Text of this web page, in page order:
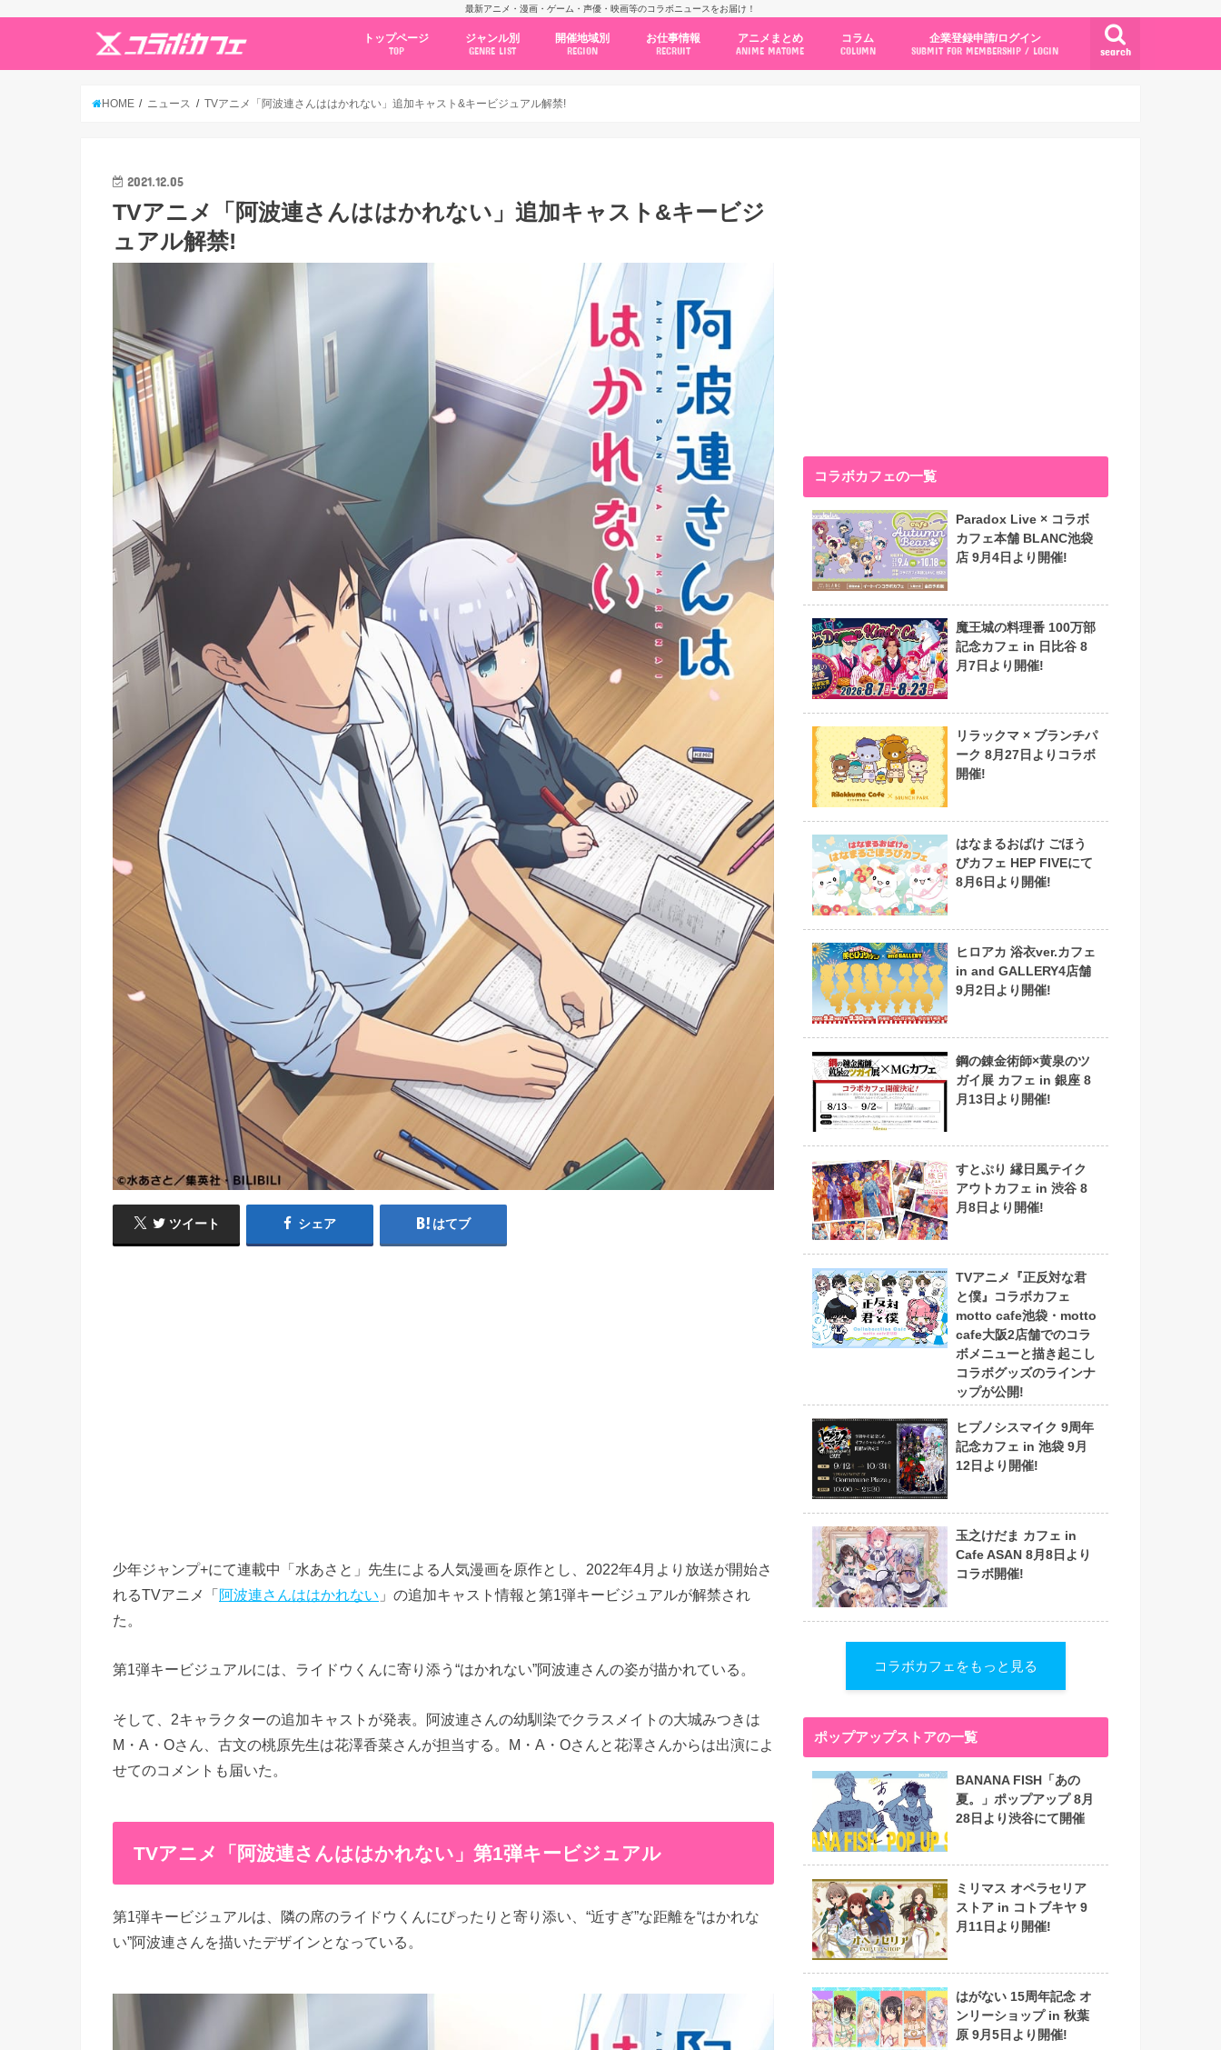
最新アニメ・漫画・ゲーム・声優・映画等のコラボニュースをお届け！
search
トップページ
TOP
ジャンル別
GENRE LIST
開催地域別
REGION
お仕事情報
RECRUIT
アニメまとめ
ANIME MATOME
コラム
COLUMN
企業登録申請/ログイン
SUBMIT FOR MEMBERSHIP / LOGIN
HOME ニュース TVアニメ「阿波連さんははかれない」追加キャスト&キービジュアル解禁!
2021.12.05
TVアニメ「阿波連さんははかれない」追加キャスト&キービジ
ュアル解禁!
ツイート シェア はてブ
少年ジャンプ+にて連載中「水あさと」先生による人気漫画を原作とし、2022年4月より放送が開始さ
れるTVアニメ「阿波連さんははかれない 」の追加キャスト情報と第1弾キービジュアルが解禁され
た。
第1弾キービジュアルには、ライドウくんに寄り添う“はかれない”阿波連さんの姿が描かれている。
そして、2キャラクターの追加キャストが発表。阿波連さんの幼馴染でクラスメイトの大城みつきは
M・A・Oさん、古文の桃原先生は花澤香菜さんが担当する。M・A・Oさんと花澤さんからは出演によ
せてのコメントも届いた。
TVアニメ「阿波連さんははかれない」第1弾キービジュアル
第1弾キービジュアルは、隣の席のライドウくんにぴったりと寄り添い、“近すぎ”な距離を“はかれな
い”阿波連さんを描いたデザインとなっている。
コラボカフェの一覧
Paradox Live × コラボ
カフェ本舗 BLANC池袋
店 9月4日より開催!
魔王城の料理番 100万部
記念カフェ in 日比谷 8
月7日より開催!
リラックマ × ブランチパ
ーク 8月27日よりコラボ
開催!
はなまるおばけ ごほう
びカフェ HEP FIVEにて
8月6日より開催!
ヒロアカ 浴衣ver.カフェ
in and GALLERY4店舗
9月2日より開催!
鋼の錬金術師×黄泉のツ
ガイ展 カフェ in 銀座 8
月13日より開催!
すとぷり 縁日風テイク
アウトカフェ in 渋谷 8
月8日より開催!
TVアニメ『正反対な君
と僕』コラボカフェ
motto cafe池袋・motto
cafe大阪2店舗でのコラ
ボメニューと描き起こし
コラボグッズのラインナ
ップが公開!
ヒプノシスマイク 9周年
記念カフェ in 池袋 9月
12日より開催!
玉之けだま カフェ in
Cafe ASAN 8月8日より
コラボ開催!
コラボカフェをもっと見る
ポップアップストアの一覧
BANANA FISH「あの
夏。」ポップアップ 8月
28日より渋谷にて開催
ミリマス オペラセリア
ストア in コトブキヤ 9
月11日より開催!
はがない 15周年記念 オ
ンリーショップ in 秋葉
原 9月5日より開催!